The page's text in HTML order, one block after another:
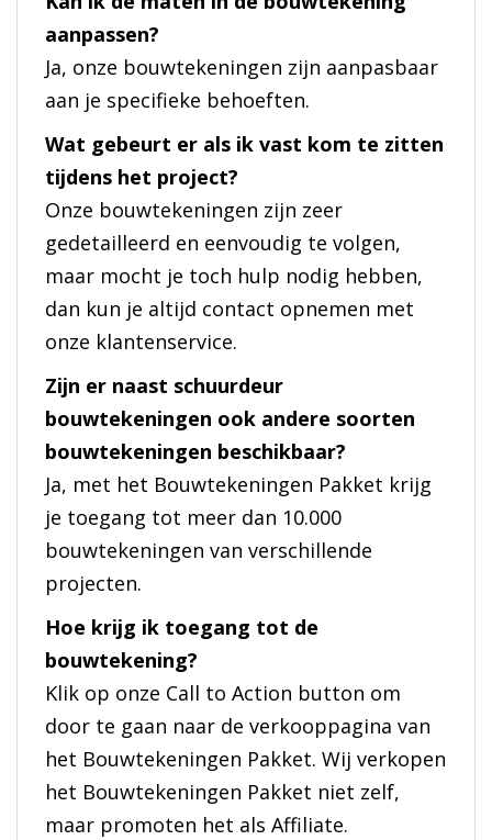
aanpassen?
Ja, onze bouwtekeningen zijn aanpasbaar
aan je specifieke behoeften.
Wat gebeurt er als ik vast kom te zitten
tijdens het project?
Onze bouwtekeningen zijn zeer
gedetailleerd en eenvoudig te volgen,
maar mocht je toch hulp nodig hebben,
dan kun je altijd contact opnemen met
onze klantenservice.
Zijn er naast schuurdeur
bouwtekeningen ook andere soorten
bouwtekeningen beschikbaar?
Ja, met het Bouwtekeningen Pakket krijg
je toegang tot meer dan 10.000
bouwtekeningen van verschillende
projecten.
Hoe krijg ik toegang tot de
bouwtekening?
Klik op onze Call to Action button om
door te gaan naar de verkooppagina van
het Bouwtekeningen Pakket. Wij verkopen
het Bouwtekeningen Pakket niet zelf,
maar promoten het als Affiliate.